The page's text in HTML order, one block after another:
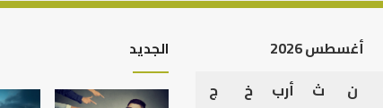
أهم
أغسطس 2026
ن ث أرب خ
ج
الجديد